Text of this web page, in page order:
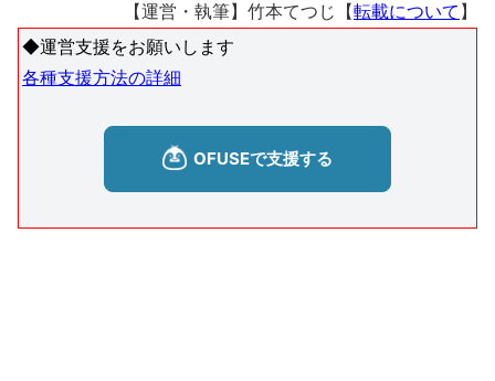
【運営・執筆】竹本てつじ【転載について 】
◆運営支援をお願いします
各種支援方法の詳細